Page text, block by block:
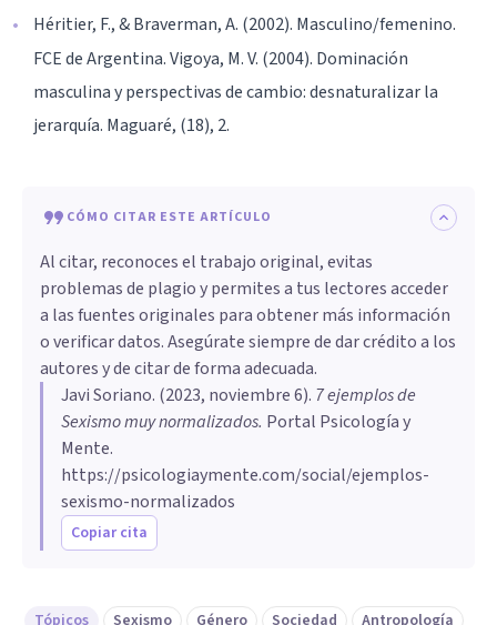
Héritier, F., & Braverman, A. (2002). Masculino/femenino.
FCE de Argentina. Vigoya, M. V. (2004). Dominación
masculina y perspectivas de cambio: desnaturalizar la
jerarquía. Maguaré, (18), 2.
CÓMO CITAR ESTE ARTÍCULO
Al citar, reconoces el trabajo original, evitas
problemas de plagio y permites a tus lectores acceder
a las fuentes originales para obtener más información
o verificar datos. Asegúrate siempre de dar crédito a los
autores y de citar de forma adecuada.
Javi Soriano. (2023, noviembre 6). 7 ejemplos de
Sexismo muy normalizados. Portal Psicología y
Mente.
https://psicologiaymente.com/social/ejemplos-
sexismo-normalizados
Copiar cita
Tópicos Sexismo Género Sociedad Antropología